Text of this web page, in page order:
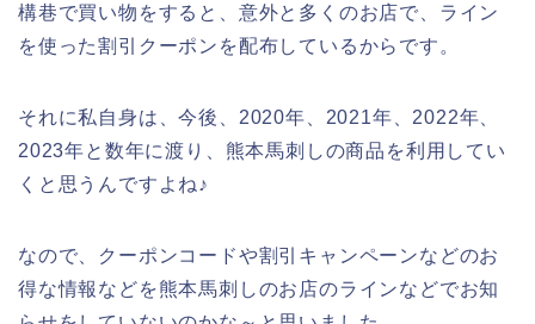
構巷で買い物をすると、意外と多くのお店で、ライン
を使った割引クーポンを配布しているからです。
それに私自身は、今後、2020年、2021年、2022年、
2023年と数年に渡り、熊本馬刺しの商品を利用してい
くと思うんですよね♪
なので、クーポンコードや割引キャンペーンなどのお
得な情報などを熊本馬刺しのお店のラインなどでお知